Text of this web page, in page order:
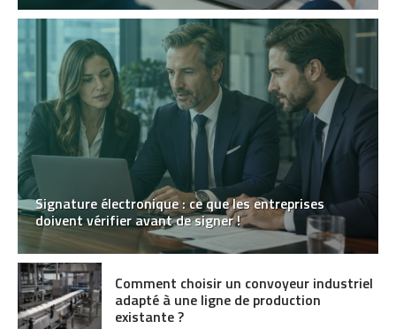
Signature électronique : ce que les entreprises
doivent vérifier avant de signer !
Comment choisir un convoyeur industriel
adapté à une ligne de production
existante ?